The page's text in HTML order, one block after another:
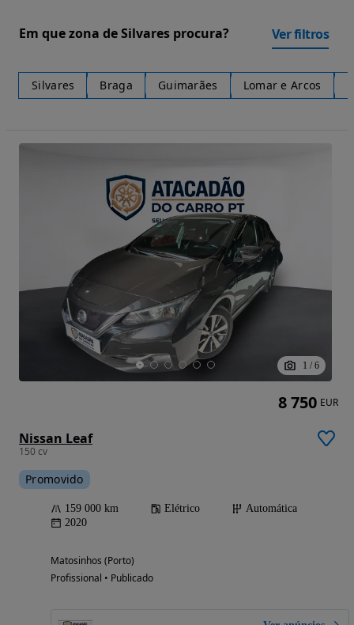
Em que zona de Silvares procura? Ver filtros
Silvares Braga Guimarães Lomar e Arcos
1 / 6
Nissan Leaf
150 cv
Promovido
159 000 km Elétrico
Automática
2020
Matosinhos (Porto)
Profissional • Publicado
8 750 EUR